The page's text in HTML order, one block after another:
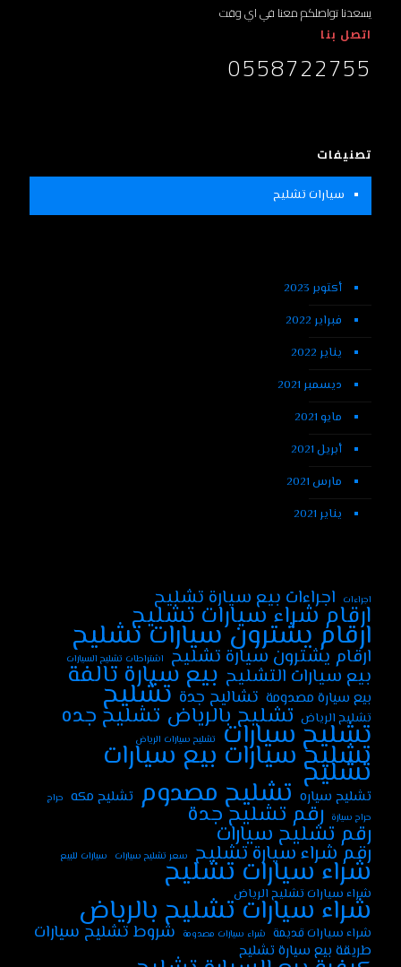
يسعدنا تواصلكم معنا في اي وقت
اتصل بنا
0558722755
تصنيفات
سيارات تشليح
أكتوبر 2023
فبراير 2022
يناير 2022
ديسمبر 2021
مايو 2021
أبريل 2021
مارس 2021
يناير 2021
اجراءات اجراءات بيع سيارة تشليح
ارقام شراء سيارات تشليح
ارقام يشترون سيارات تشليح
ارقام يشترون سيارة تشليح اشتراطات تشليح السيارات
بيع سيارات التشليح بيع سيارة تالفة
بيع سيارة مصدومة تشاليح جدة تشليح
تشليح الرياض تشليح بالرياض تشليح جده تشليح سيارات تشليح سيارات الرياض
تشليح سيارات بيع سيارات
تشليح
تشليح سياره تشليح مصدوم تشليح مكه حراج
حراج سيارة رقم تشليح جدة
رقم تشليح سيارات
رقم شراء سيارة تشليح سعر تشليح سيارات سيارات للبيع شراء سيارات تشليح
شراء سيارات تشليح الرياض
شراء سيارات تشليح بالرياض
شراء سيارات قديمة شراء سيارات مصدومة شروط تشليح سيارات
طريقة بيع سيارة تشليح